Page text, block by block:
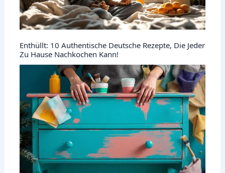
Enthüllt: 10 Authentische Deutsche Rezepte, Die Jeder
Zu Hause Nachkochen Kann!